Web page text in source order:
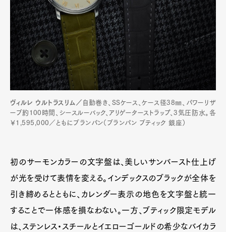
ヴィルレ ウルトラスリム／ 自動巻き、SSケース、ケース径38㎜、パワーリザ
ーブ約100時間、シースルーバック、アリゲーターストラップ、3気圧防水。各
￥1,595,000／ともにブランパン（ブランパン ブティック 銀座）
初のサーモンカラーの文字盤は、美しいサンバースト仕上げ
が光を受けて表情を変える。インデックスのブラックが全体を
引き締めるとともに、カレンダー表示の地色を文字盤と統一
することで一体感を損なわない。一方、ブティック限定モデル
は、ステンレス・スチールとイエローゴールドの希少なバイカラ